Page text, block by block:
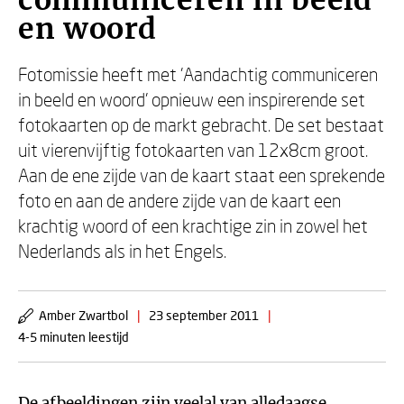
en woord
Fotomissie heeft met 'Aandachtig communiceren
in beeld en woord' opnieuw een inspirerende set
fotokaarten op de markt gebracht. De set bestaat
uit vierenvijftig fotokaarten van 12x8cm groot.
Aan de ene zijde van de kaart staat een sprekende
foto en aan de andere zijde van de kaart een
krachtig woord of een krachtige zin in zowel het
Nederlands als in het Engels.
Amber Zwartbol | 23 september 2011
|
4-5 minuten leestijd